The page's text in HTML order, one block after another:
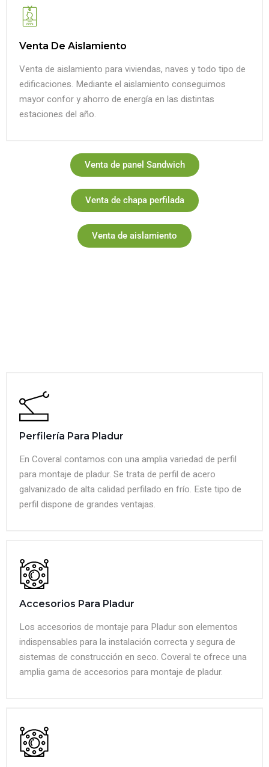
Venta De Aislamiento
Venta de aislamiento para viviendas, naves y todo tipo de
edificaciones. Mediante el aislamiento conseguimos
mayor confor y ahorro de energía en las distintas
estaciones del año.
Venta de panel Sandwich
Venta de chapa perfilada
Venta de aislamiento
Perfilería Para Pladur
En Coveral contamos con una amplia variedad de perfil
para montaje de pladur. Se trata de perfil de acero
galvanizado de alta calidad perfilado en frío. Este tipo de
perfil dispone de grandes ventajas.
Accesorios Para Pladur
Los accesorios de montaje para Pladur son elementos
indispensables para la instalación correcta y segura de
sistemas de construcción en seco. Coveral te ofrece una
amplia gama de accesorios para montaje de pladur.